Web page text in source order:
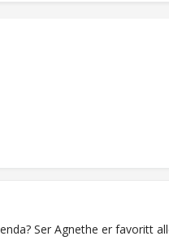
Ser Agnethe er favoritt